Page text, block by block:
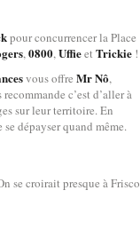
pour concurrencer la Place
,0800,Uffieet Trickie !
vous offre Mr Nô,
c’est d’aller à
sur leur territoire. En
dépayser quand même.
se croirait presque à Frisco